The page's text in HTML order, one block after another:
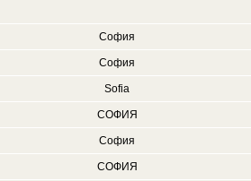
София
София
Sofia
СОФИЯ
София
СОФИЯ